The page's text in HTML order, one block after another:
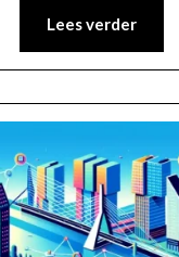
Lees verder